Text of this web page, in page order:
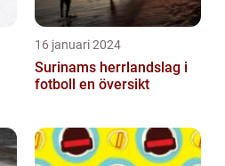
16 januari 2024
Surinams herrlandslag i
fotboll en översikt